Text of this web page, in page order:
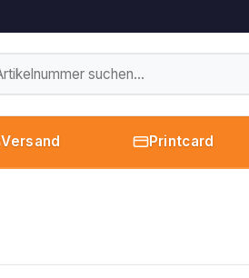
Versand Printcard